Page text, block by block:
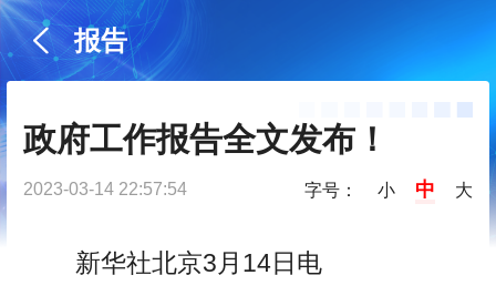
报告
政府工作报告全文发布！
2023-03-14 22:57:54 字号： 小 中 大
新华社北京3月14日电